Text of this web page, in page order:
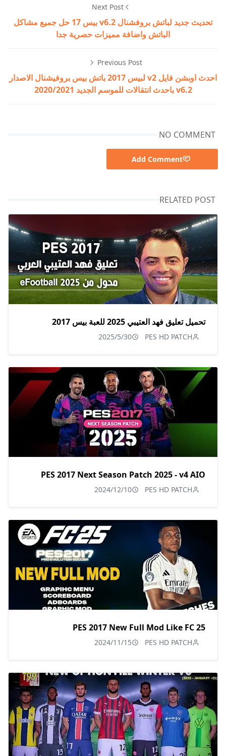
Next Post
تحديث جديد لباتش بروفشنال v6.2 بيس 17 حل جميع مشاكل
الباتش واضافة مميزات حصرية جدا
Previous Post
احدث اوبشن فايل v2 لبيس 2017 باتش بيس بروفيشنال الاصدار
v6.2 باحدث انتقالات للموسم الجديد 2020/2021
NO COMMENT
Add Comment
RELATED POST
تحميل تعليق فهد العتيبي 2025 للعبة بيس 2017
PES HD PATCH
2025/5/30
PES 2017 Next Season Patch 2025 - v4 AIO
PES HD PATCH
2024/12/10
PES 2017 New Full Mod Like FC 25
PES HD PATCH
2024/11/15